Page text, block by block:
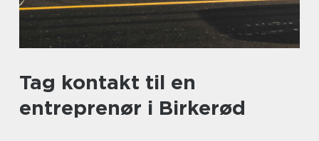
Tag kontakt til en
entreprenør i Birkerød